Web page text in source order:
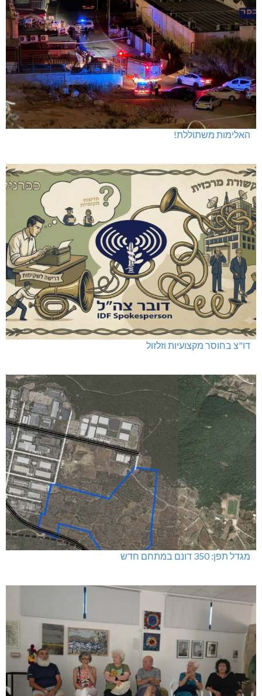
האלימות משתוללת!
דו"צ בחוסר מקצועיות וזלזול
מגדל תפן: 350 דונם במתחם חדש